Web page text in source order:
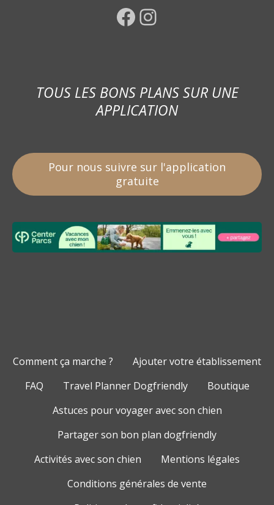
Facebook Instagram
TOUS LES BONS PLANS SUR UNE
APPLICATION
Pour nous suivre sur l'application
gratuite
Comment ça marche ?
Ajouter votre établissement
FAQ
Travel Planner Dogfriendly
Boutique
Astuces pour voyager avec son chien
Partager son bon plan dogfriendly
Activités avec son chien
Mentions légales
Conditions générales de vente